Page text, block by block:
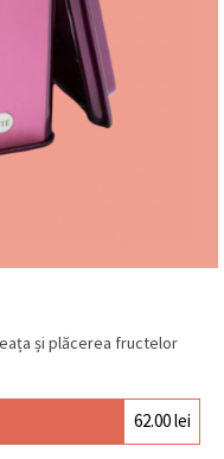
în Belgia,
cadou?
ușor de oferit.
și plăcerea fructelor
62.00lei